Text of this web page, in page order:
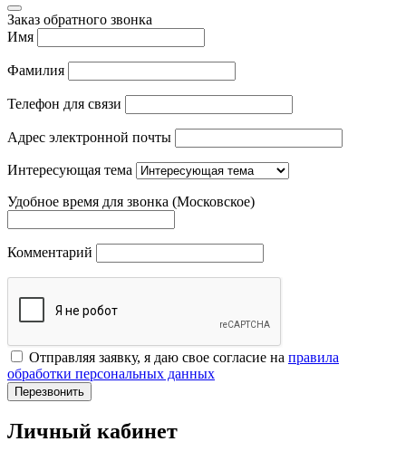
Заказ обратного звонка
Имя
Фамилия
Телефон для связи
Адрес электронной почты
Интересующая тема
Удобное время для звонка (Московское)
Комментарий
Отправляя заявку, я даю свое согласие на правила
обработки персональных данных
Перезвонить
Личный кабинет